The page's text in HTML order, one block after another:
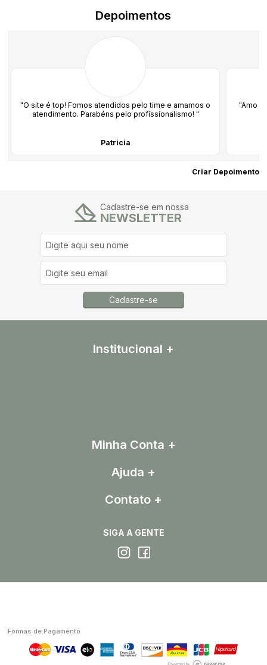
Depoimentos
"O site é top! Fomos atendidos pelo time e amamos o
atendimento. Parabéns pelo profissionalismo! "
Patricia
"Amo
Criar Depoimento
Cadastre-se em nossa
NEWSLETTER
Cadastre-se
Institucional
Minha Conta
Ajuda
Contato
SIGA A GENTE
Formas de Pagamento